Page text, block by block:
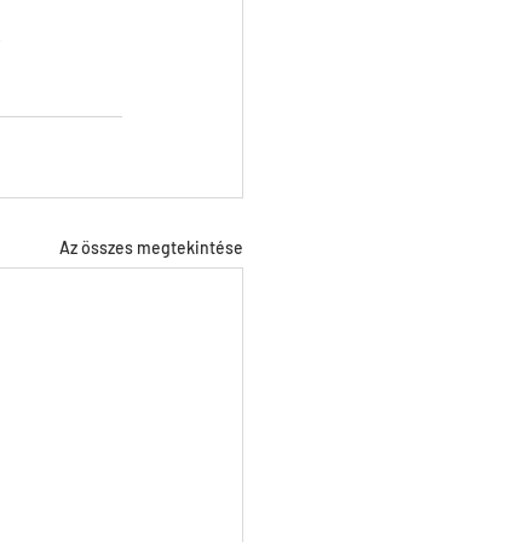
Az összes megtekintése